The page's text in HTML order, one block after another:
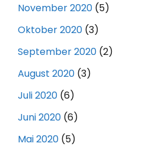
November 2020 (5)
Oktober 2020 (3)
September 2020 (2)
August 2020 (3)
Juli 2020 (6)
Juni 2020 (6)
Mai 2020 (5)